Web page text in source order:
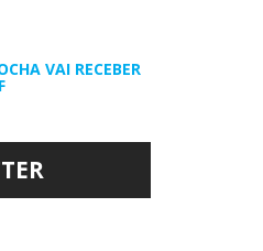
VAI RECEBER